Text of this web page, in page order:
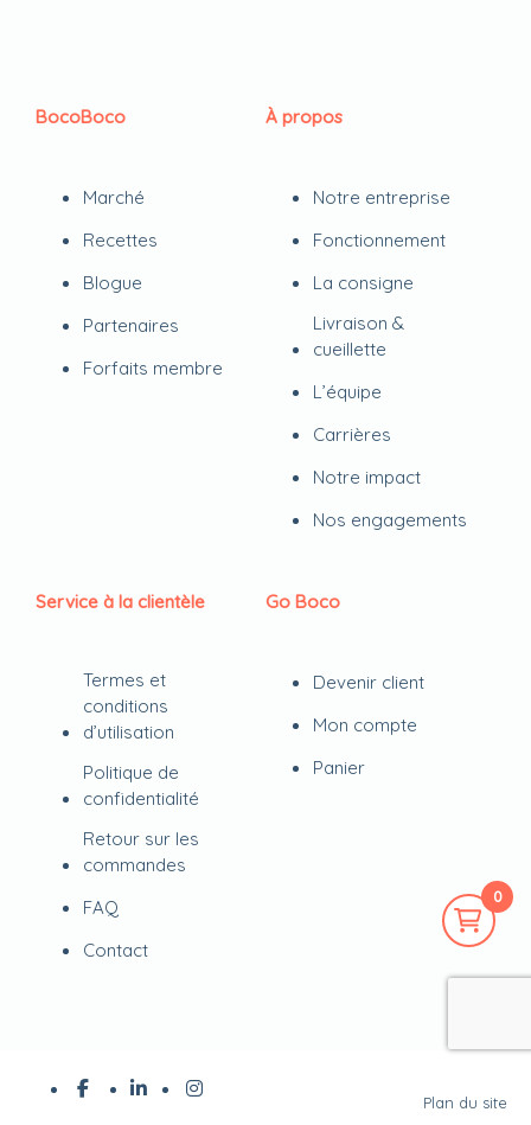
0
BocoBoco
Marché
Recettes
Blogue
Partenaires
Forfaits membre
À propos
Notre entreprise
Fonctionnement
La consigne
Livraison &
cueillette
L’équipe
Carrières
Notre impact
Nos engagements
Service à la clientèle
Termes et
conditions
d’utilisation
Politique de
confidentialité
Retour sur les
commandes
FAQ
Contact
Go Boco
Devenir client
Mon compte
Panier
Plan du site